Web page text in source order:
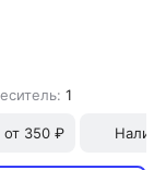
1
от 350 ₽